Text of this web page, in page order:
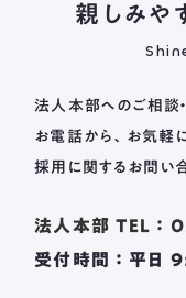
親しみや
法人本部へのご相談
お電話から、お気軽
採用に関するお問い合
法人本部 TEL
受付時間 ： 平